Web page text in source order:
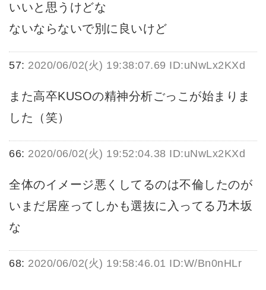
いいと思うけどな
ないならないで別に良いけど
57: 2020/06/02(火) 19:38:07.69 ID:uNwLx2KXd
また高卒KUSOの精神分析ごっこが始まりま
した（笑）
66: 2020/06/02(火) 19:52:04.38 ID:uNwLx2KXd
全体のイメージ悪くしてるのは不倫したのが
いまだ居座ってしかも選抜に入ってる乃木坂
な
68: 2020/06/02(火) 19:58:46.01 ID:W/Bn0nHLr